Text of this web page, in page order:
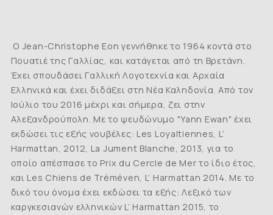
Ο Jean-Christophe Eon γεννήθηκε το 1964 κοντά στο
Πουατιέ της Γαλλίας, και κατάγεται από τη Βρετάνη.
Έχει σπουδάσει Γαλλική Λογοτεχνία και Αρχαία
Ελληνικά και έχει διδάξει στη Νέα Καληδονία. Από τον
Ιούλιο του 2016 μέχρι και σήμερα, ζει στην
Αλεξανδρούπολη. Με το ψευδώνυμο "Yann Ewan" έχει
εκδώσει τις εξής νουβέλες: Les Loyaltiennes, L’
Harmattan, 2012, La Jument Blanche, 2013, για το
οποίο απέσπασε το Prix du Cercle de Mer το ίδιο έτος,
και Les Chiens de Tréméven, L’ Harmattan 2014. Με το
δικό του όνομα έχει εκδώσει τα εξής: Λεξικό των
καργκεσιανών ελληνικών L’ Harmattan 2015, το